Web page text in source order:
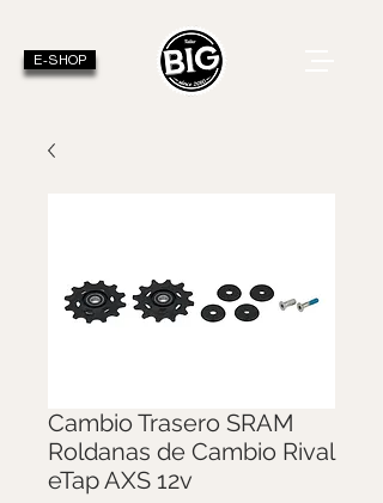
E-SHOP
Cambio Trasero SRAM
Roldanas de Cambio Rival
eTap AXS 12v